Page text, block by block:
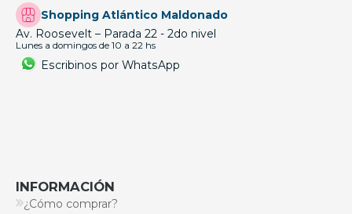
Shopping Atlántico Maldonado
Av. Roosevelt – Parada 22 - 2do nivel
Lunes a domingos de 10 a 22 hs
Escribinos por WhatsApp
INFORMACIÓN
¿Cómo comprar?